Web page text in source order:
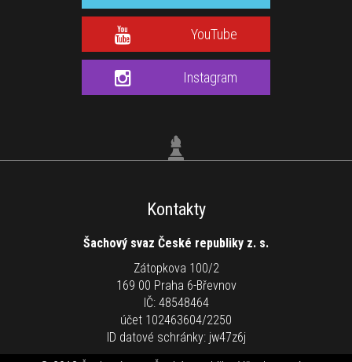
YouTube
Instagram
Kontakty
Šachový svaz České republiky z. s.
Zátopkova 100/2
169 00 Praha 6-Břevnov
IČ: 48548464
účet 102463604/2250
ID datové schránky: jw47z6j